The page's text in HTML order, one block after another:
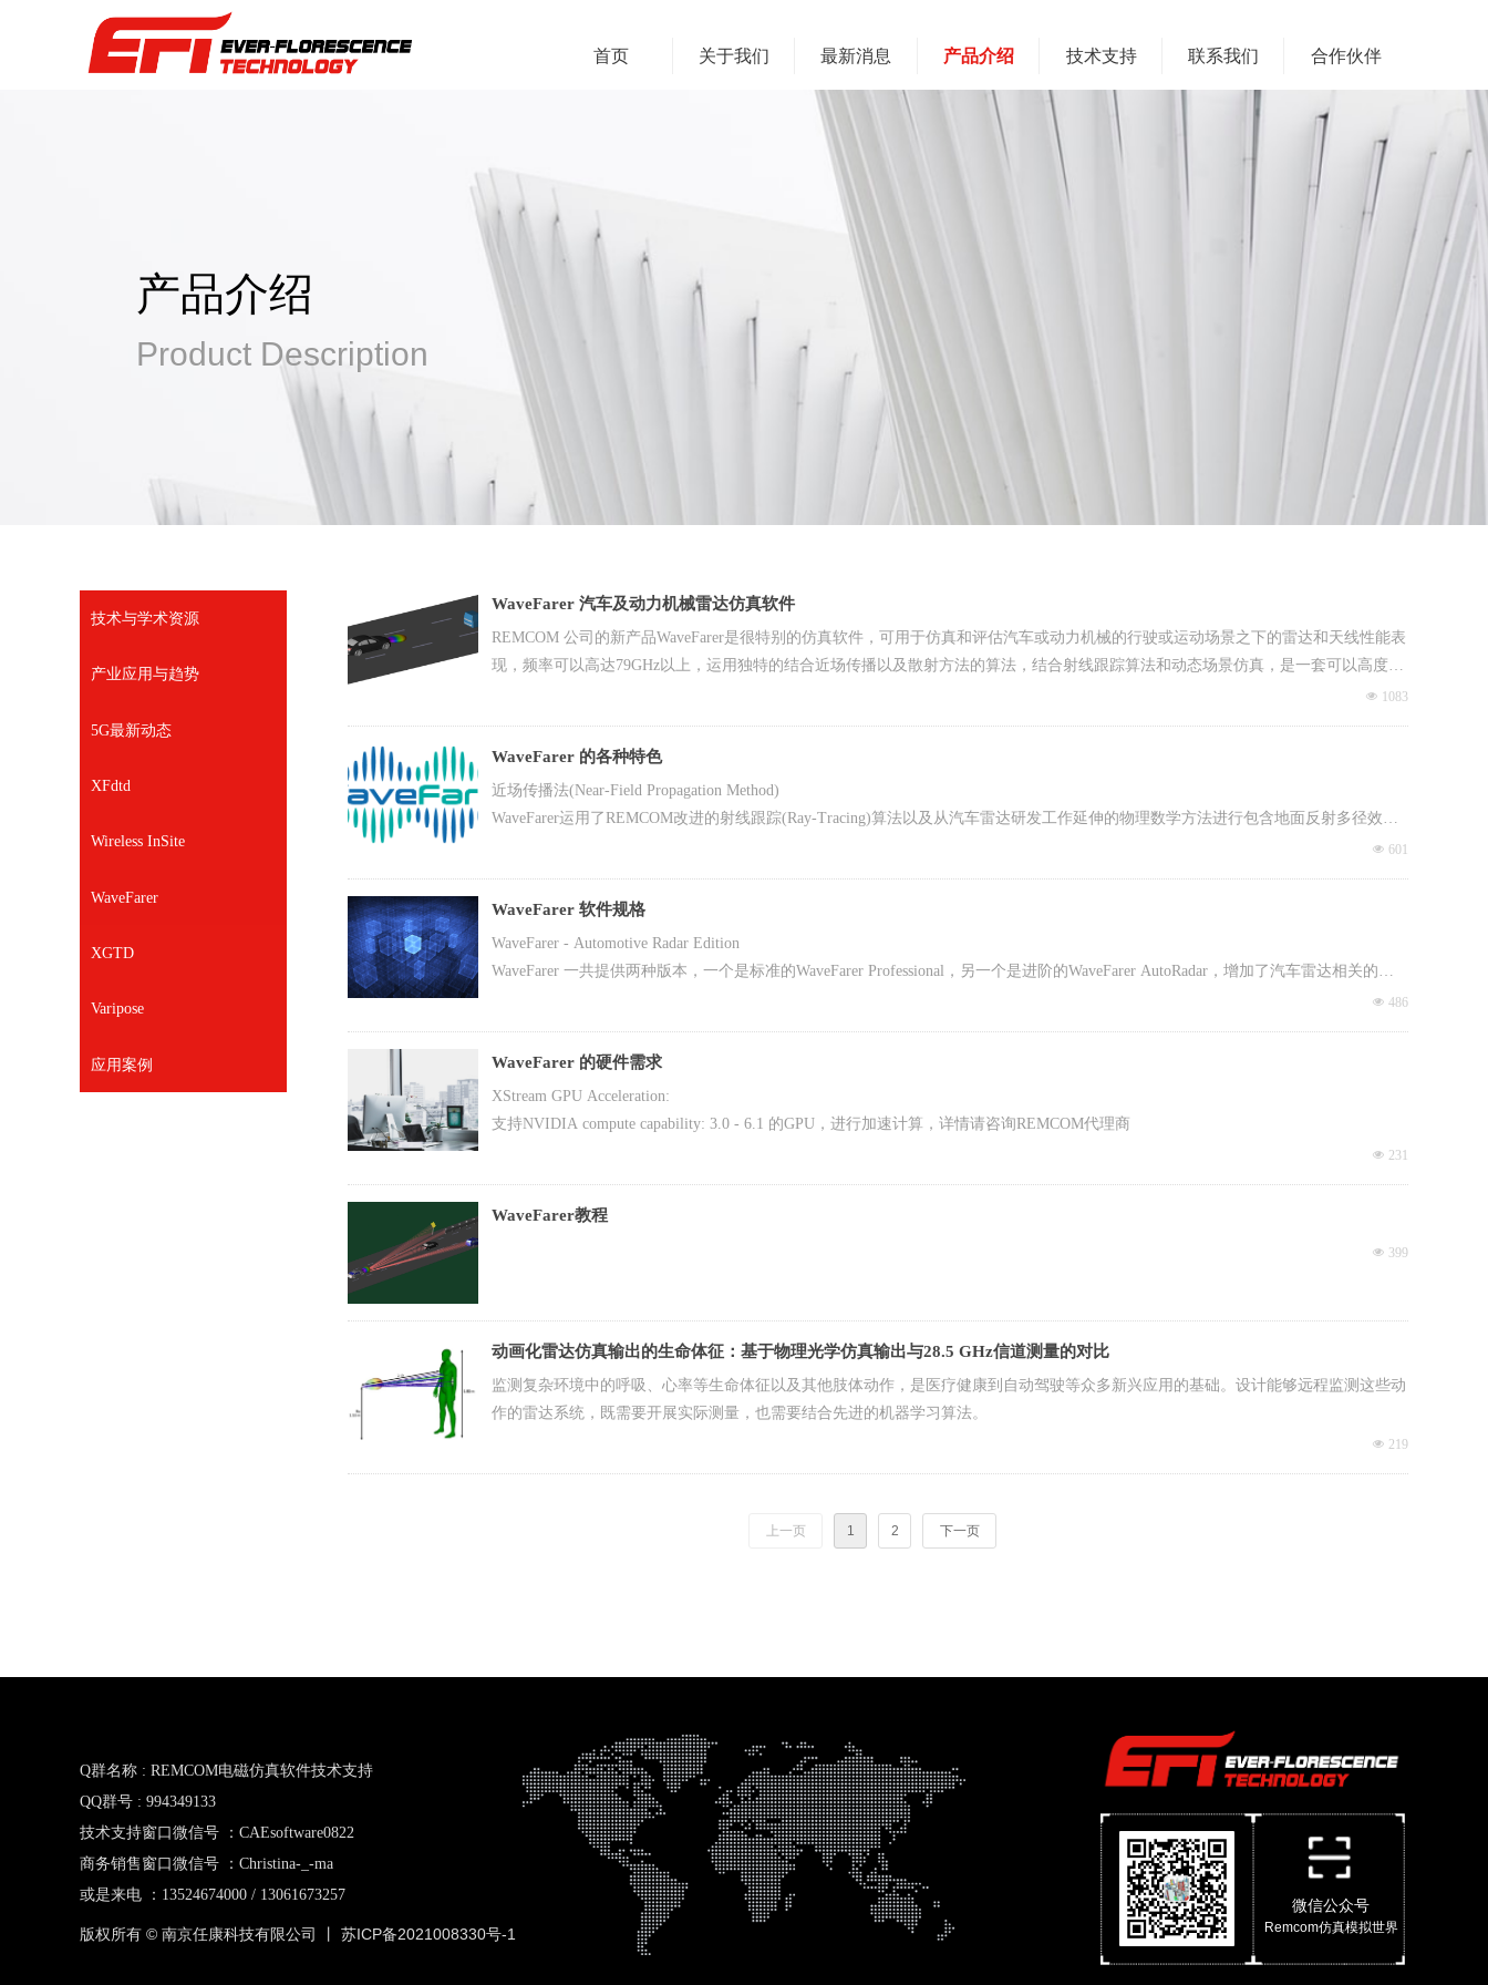
首页 关于我们 最新消息 产品介绍 技术支持 联系我们 合作伙伴
WaveFarer 汽车及动力机械雷达仿真软件
REMCOM 公司的新产品WaveFarer是很特别的仿真软件，可用于仿真和评估汽车或动力机械的行驶或运动场景之下的雷达和天线性能表
现，频率可以高达79GHz以上，运用独特的结合近场传播以及散射方法的算法，结合射线跟踪算法和动态场景仿真，是一套可以高度保
真的仿真雷达对于目标物的原始反射信号的软件，并可以同时考虑到路面或是场景中其他物体或是建筑物反射的多径效应得到精确的结
넶 1083
WaveFarer 的各种特色
近场传播法(Near-Field Propagation Method)
WaveFarer运用了REMCOM改进的射线跟踪(Ray-Tracing)算法以及从汽车雷达研发工作延伸的物理数学方法进行包含地面反射多径效应
影响的雷达目标物表面散射回波的仿真计算，这种算法结合了传统的远场RCS计算方法以及都市环境无线电波传播分析方法构成了一个
넶 601
WaveFarer 软件规格
WaveFarer - Automotive Radar Edition
WaveFarer 一共提供两种版本，一个是标准的WaveFarer Professional，另一个是进阶的WaveFarer AutoRadar，增加了汽车雷达相关的仿
넶 486
WaveFarer 的硬件需求
XStream GPU Acceleration:
支持NVIDIA compute capability: 3.0 - 6.1 的GPU，进行加速计算，详情请咨询REMCOM代理商
넶 231
WaveFarer教程
넶 399
动画化雷达仿真输出的生命体征：基于物理光学仿真输出与28.5 GHz信道测量的对比
监测复杂环境中的呼吸、心率等生命体征以及其他肢体动作，是医疗健康到自动驾驶等众多新兴应用的基础。设计能够远程监测这些动
作的雷达系统，既需要开展实际测量，也需要结合先进的机器学习算法。
넶 219
上一页 1 2 下一页
产品介绍
Product Description
技术与学术资源
产业应用与趋势
5G最新动态
XFdtd
Wireless InSite
WaveFarer
XGTD
Varipose
应用案例
微信公众号
Remcom仿真模拟世界
版权所有 © 南京任康科技有限公司 丨 苏ICP备2021008330号-1
Q群名称 : REMCOM电磁仿真软件技术支持
QQ群号 : 994349133
技术支持窗口微信号 ：CAEsoftware0822
商务销售窗口微信号 ：Christina-_-ma
或是来电 ：13524674000 / 13061673257